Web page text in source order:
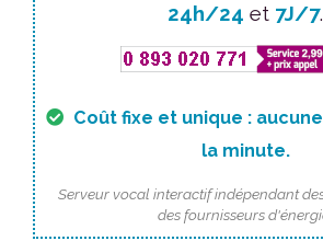
24h/24 et 7J/7.
Coût fixe et unique :
la minute.
Serveur vocal interactif indépendant
des fournisseurs